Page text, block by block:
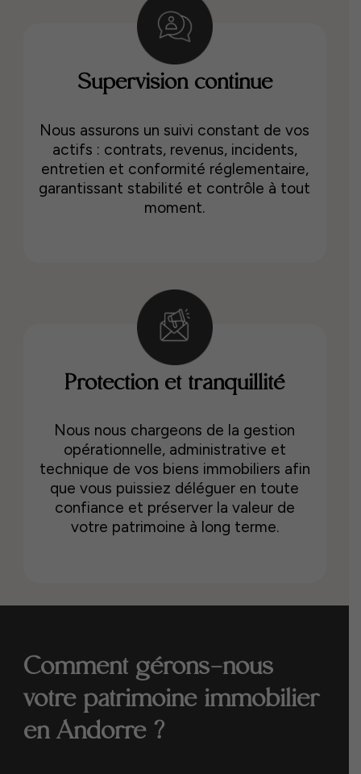
Supervision continue
Nous assurons un suivi constant de vos
actifs : contrats, revenus, incidents,
entretien et conformité réglementaire,
garantissant stabilité et contrôle à tout
moment.
Protection et tranquillité
Nous nous chargeons de la gestion
opérationnelle, administrative et
technique de vos biens immobiliers afin
que vous puissiez déléguer en toute
confiance et préserver la valeur de
votre patrimoine à long terme.
Comment gérons-nous
votre patrimoine immobilier
en Andorre ?